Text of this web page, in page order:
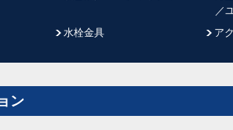
／
水栓金具 ア
ン